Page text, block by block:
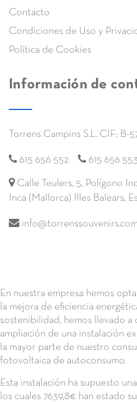
Contacto
Condiciones de Uso y
Política de Cookies
Información de
Torrens Campins S.L. CIF: B-
615 656 552 615 656 553
Calle Teulers, 5, Polígono
Inca (Mallorca) Illes Balears,
info@torrenssouvenirs.com
En nuestra empresa hemos
la mejora de eficiencia
sostenibilidad, hemos llevado
ampliación de una instalación
la mayor parte de nuestro
fotovoltaica de autoconsumo.
Esta instalación ha supuesto
los cuales 7639,8€ han estado